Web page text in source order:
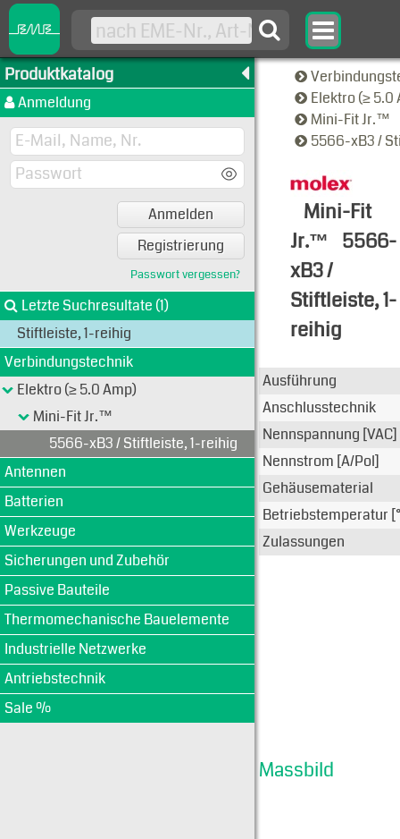
Produktkatalog
Anmeldung
Anmelden
Registrierung
Passwort vergessen?
Letzte Suchresultate (1)
Stiftleiste, 1-reihig
Verbindungstechnik
Elektro (≥ 5.0 Amp)
Mini-Fit Jr.™
5566-xB3 / Stiftleiste, 1-reihig
Antennen
Batterien
Werkzeuge
Sicherungen und Zubehör
Passive Bauteile
Thermomechanische Bauelemente
Industrielle Netzwerke
Antriebstechnik
Sale %
Elektro (≥ 5.0
Mini-Fit Jr.™
5566-xB3 /
Mini-Fit
Jr.™ 5566-
xB3 /
Stiftleiste, 1-
reihig
Typen-
Ausführung
Anschlusstechnik
Nennspannung [VAC]
Nennstrom [A/Pol]
Gehäusematerial
Betriebstemperatur
Zulassungen
Massbild